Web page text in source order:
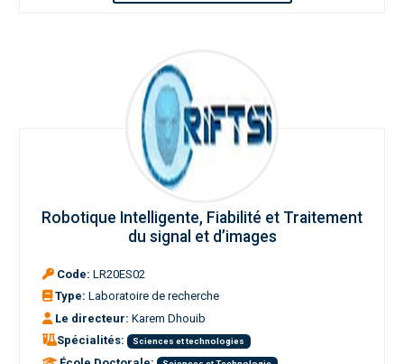
Robotique Intelligente, Fiabilité et Traitement
du signal et d’images
Code: LR20ES02
Type: Laboratoire de recherche
Le directeur: Karem Dhouib
Spécialités:
Sciences et technologies